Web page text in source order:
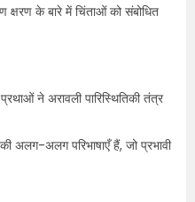
क्षरण के बारे में चिंताओं को संबोधित
ने अरावली पारिस्थितिकी तंत्र
अलग-अलग परिभाषाएँ हैं, जो प्रभावी